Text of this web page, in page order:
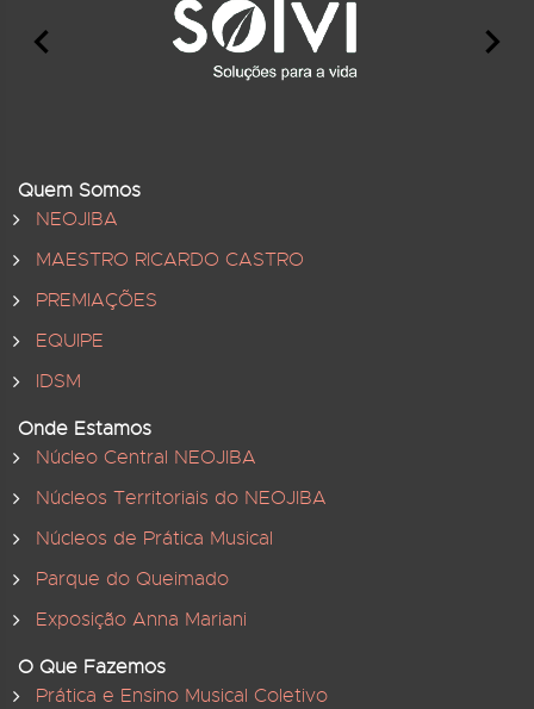
Quem Somos
NEOJIBA
MAESTRO RICARDO CASTRO
PREMIAÇÕES
EQUIPE
IDSM
Onde Estamos
Núcleo Central NEOJIBA
Núcleos Territoriais do NEOJIBA
Núcleos de Prática Musical
Parque do Queimado
Exposição Anna Mariani
O Que Fazemos
Prática e Ensino Musical Coletivo